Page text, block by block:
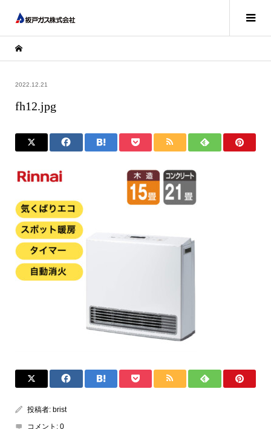
2022.12.21
fh12.jpg
投稿者: brist
コメント: 0